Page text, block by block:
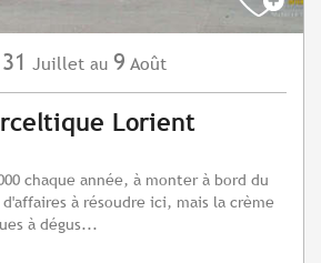
31 Juillet au 9 Août
Lorient
chaque année, à monter à bord du
d'affaires à résoudre ici, mais la crème
à dégus...